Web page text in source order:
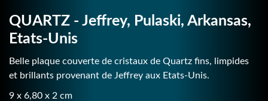
QUARTZ - Jeffrey, Pulaski, Arkansas,
Etats-Unis
Belle plaque couverte de cristaux de Quartz fins, limpides
et brillants provenant de Jeffrey aux Etats-Unis.
9 x 6,80 x 2 cm